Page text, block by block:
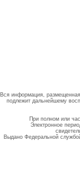
Вся информация,
подлежит дальнейшему
При полном или
Электронное
Выдано Федеральной